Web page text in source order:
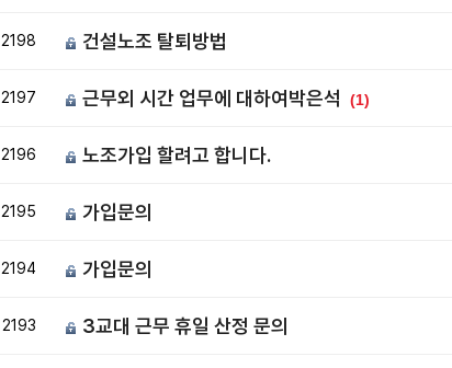
2198 건설노조 탈퇴방법
2197 근무외 시간 업무에 대하여박은석 (1)
2196 노조가입 할려고 합니다.
2195 가입문의
2194 가입문의
2193 3교대 근무 휴일 산정 문의